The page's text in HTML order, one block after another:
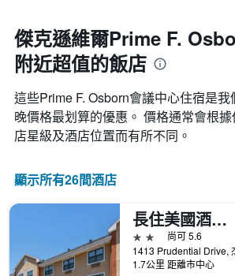
傑克遜維爾Prime F.
附近超值的飯店
這些Prime F. Osborn會議中心​住宿是
晚價格最划算的優惠。 價格通常會根
店星級及酒店位置而有所不同。
顯示所有26間酒店
長住美國酒店- 傑克遜維爾- 河濱- 會展中心
2星級
尚可 5.6
1.7公里 距離市中心